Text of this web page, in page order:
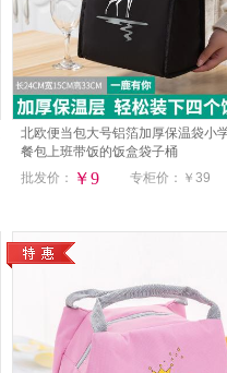
北欧便当包大号铝箔加厚保温袋小
餐包上班带饭的饭盒袋子桶
批发价：
￥9 专柜价： ￥39